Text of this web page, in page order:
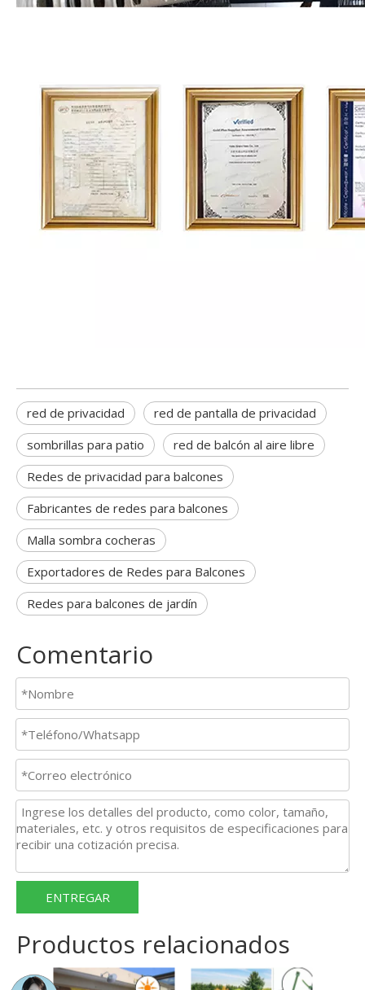
red de privacidad
red de pantalla de privacidad
sombrillas para patio
red de balcón al aire libre
Redes de privacidad para balcones
Fabricantes de redes para balcones
Malla sombra cocheras
Exportadores de Redes para Balcones
Redes para balcones de jardín
Comentario
ENTREGAR
Productos relacionados